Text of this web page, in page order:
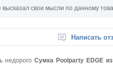
свои мысли по данному
Написать
недорогоСумка Poolparty EDGE